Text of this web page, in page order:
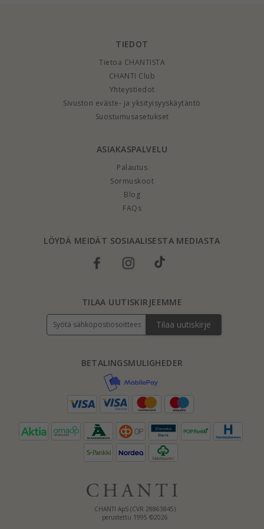
TIEDOT
Tietoa CHANTISTA
CHANTI Club
Yhteystiedot
Sivuston eväste- ja yksityisyyskäytäntö
Suostumusasetukset
ASIAKASPALVELU
Palautus
Sormuskoot
Blog
FAQs
LÖYDÄ MEIDÄT SOSIAALISESTA MEDIASTA
CHANTI ApS (CVR 28863845)
perustettu 1995 ©2026
BETALINGSMULIGHEDER
TILAA UUTISKIRJEEMME
Tilaa uutiskirje